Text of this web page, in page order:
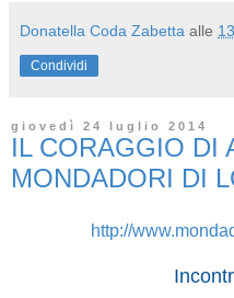
Donatella Coda Zabetta alle
Condividi
giovedì 24 luglio 2014
IL CORAGGIO DI
MONDADORI DI
http://